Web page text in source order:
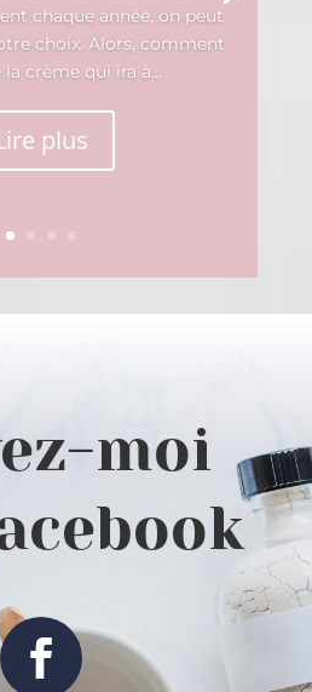
chaque année, on peut
choix. Alors, comment
crème qui ira à...
plus
moi